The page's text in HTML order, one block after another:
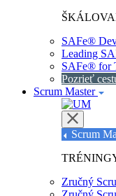
SAFe®
Leading
SAFe® for
Pozrieť
Scrum Master
Scrum
Zručný